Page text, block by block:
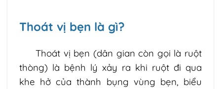
Thoát vị bẹn là gì?
Thoát vị bẹn (dân gian còn gọi là ruột
thòng) là bệnh lý xảy ra khi ruột đi qua
khe hở của thành bụng vùng bẹn, biểu